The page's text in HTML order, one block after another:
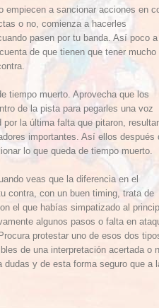
empiecen a sancionar acciones en
o no, comienza a hacerles
pasen por tu banda. Así poco a
de que tienen que tener mucho
tiempo muerto. Aprovecha que los
de la pista para pegarles una voz
la última falta que pitaron,
importantes. Así ellos después
lo que queda de tiempo muerto.
veas que la diferencia en el
contra, con un buen timing, trata de
el que habías simpatizado al
algunos pasos o falta en
protestar uno de esos dos
de una interpretación acertada o
dudas y de esta forma seguro que a